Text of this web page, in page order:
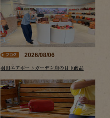
2026/08/06
羽田エアポートガーデン店の目玉商品